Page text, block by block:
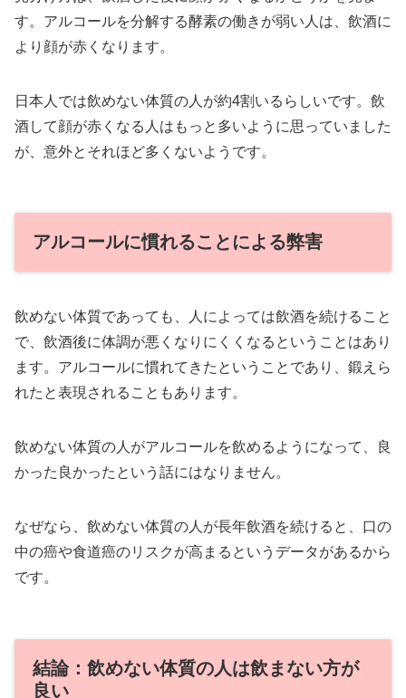
す。アルコールを分解する酵素の働きが弱い人は、飲酒に
より顔が赤くなります。
日本人では飲めない体質の人が約4割いるらしいです。飲
酒して顔が赤くなる人はもっと多いように思っていました
が、意外とそれほど多くないようです。
アルコールに慣れることによる弊害
飲めない体質であっても、人によっては飲酒を続けること
で、飲酒後に体調が悪くなりにくくなるということはあり
ます。アルコールに慣れてきたということであり、鍛えら
れたと表現されることもあります。
飲めない体質の人がアルコールを飲めるようになって、良
かった良かったという話にはなりません。
なぜなら、飲めない体質の人が長年飲酒を続けると、口の
中の癌や食道癌のリスクが高まるというデータがあるから
です。
結論：飲めない体質の人は飲まない方が
良い